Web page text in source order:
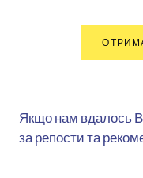
Якщо нам вдалось
за репости та